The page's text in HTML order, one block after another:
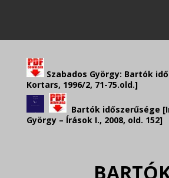
Szabados György: Bartók
Kortars, 1996/2, 71-75.old.]
Bartók időszerűsége
György – Írások I., 2008, old. 152]